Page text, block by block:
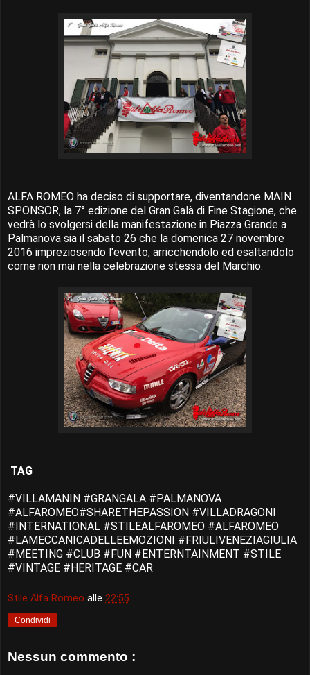
ALFA ROMEO ha deciso di supportare, diventandone MAIN
SPONSOR, la 7° edizione del Gran Galà di Fine Stagione, che
vedrà lo svolgersi della manifestazione in Piazza Grande a
Palmanova sia il sabato 26 che la domenica 27 novembre
2016 impreziosendo l'evento, arricchendolo ed esaltandolo
come non mai nella celebrazione stessa del Marchio.
TAG
#VILLAMANIN #GRANGALA #PALMANOVA
#ALFAROMEO#SHARETHEPASSION #VILLADRAGONI
#INTERNATIONAL #STILEALFAROMEO #ALFAROMEO
#LAMECCANICADELLEEMOZIONI #FRIULIVENEZIAGIULIA
#MEETING #CLUB #FUN #ENTERNTAINMENT #STILE
#VINTAGE #HERITAGE #CAR
Stile Alfa Romeo alle 22:55
Condividi
Nessun commento :